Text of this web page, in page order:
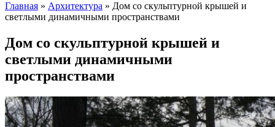
Главная » Архитектура » Дом со скульптурной крышей и
светлыми динамичными пространствами
Дом со скульптурной крышей и
светлыми динамичными
пространствами